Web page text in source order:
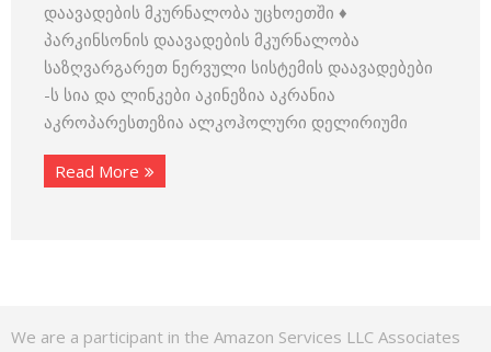
დაავადების მკურნალობა უცხოეთში ♦
პარკინსონის დაავადების მკურნალობა
საზღვარგარეთ ნერვული სისტემის დაავადებები
-ს სია და ლინკები აკინეზია აკრანია
აკროპარესთეზია ალკოჰოლური დელირიუმი
Read More
We are a participant in the Amazon Services LLC Associates